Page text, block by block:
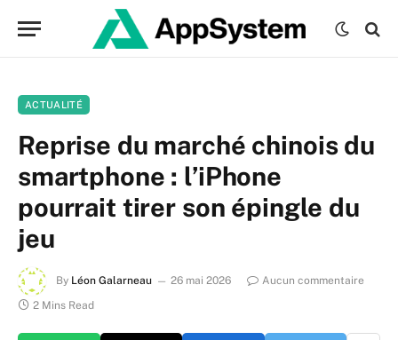
ACTUALITÉ
Reprise du marché chinois du
smartphone : l’iPhone
pourrait tirer son épingle du
jeu
By Léon Galarneau 26 mai 2026
Aucun commentaire
2 Mins Read